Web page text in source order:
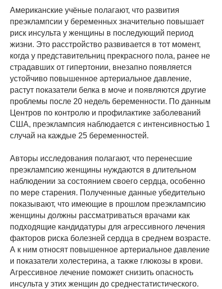
Американские учёные полагают, что развития
преэклампсии у беременных значительно повышает
риск инсульта у женщины в последующий период
жизни. Это расстройство развивается в тот момент,
когда у представительниц прекрасного пола, ранее не
страдавших от гипертонии, внезапно появляется
устойчиво повышенное артериальное давление,
растут показатели белка в моче и появляются другие
проблемы после 20 недель беременности. По данным
Центров по контролю и профилактике заболеваний
США, преэклампсия наблюдается с интенсивностью 1
случай на каждые 25 беременностей.
Авторы исследования полагают, что перенесшие
преэклампсию женщины нуждаются в длительном
наблюдении за состоянием своего сердца, особенно
по мере старения. Полученные данные убедительно
показывают, что имеющие в прошлом преэклампсию
женщины должны рассматриваться врачами как
подходящие кандидатуры для агрессивного лечения
факторов риска болезней сердца в среднем возрасте.
А к ним относят повышенное артериальное давление
и показатели холестерина, а также глюкозы в крови.
Агрессивное лечение поможет снизить опасность
инсульта у этих женщин до среднестатистического.